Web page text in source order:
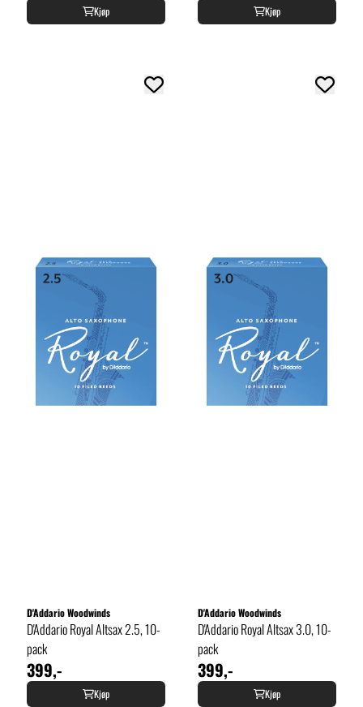
Kjøp Kjøp
D'Addario Woodwinds
D'Addario Royal Altsax 2.5, 10-
pack
399,-
Kjøp
D'Addario Woodwinds
D'Addario Royal Altsax 3.0, 10-
pack
399,-
Kjøp